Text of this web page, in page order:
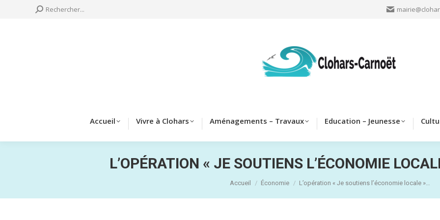
Search:
Rechercher...
Accueil Vivre à Clohars Aménagements – Travaux Education – Jeunesse
L’OPÉRATION « JE SOUTIENS L’ÉCONOMIE
Vous êtes ici :
Accueil Économie L’opération « Je soutiens l’économie locale »…
Education –